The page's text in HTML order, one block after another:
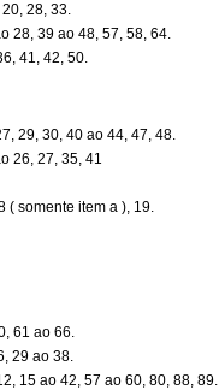
28, 33.
28, 39 ao 48, 57, 58, 64.
41, 42, 50.
29, 30, 40 ao 44, 47, 48.
26, 27, 35, 41
( somente item a ), 19.
61 ao 66.
29 ao 38.
15 ao 42, 57 ao 60, 80, 88, 89.